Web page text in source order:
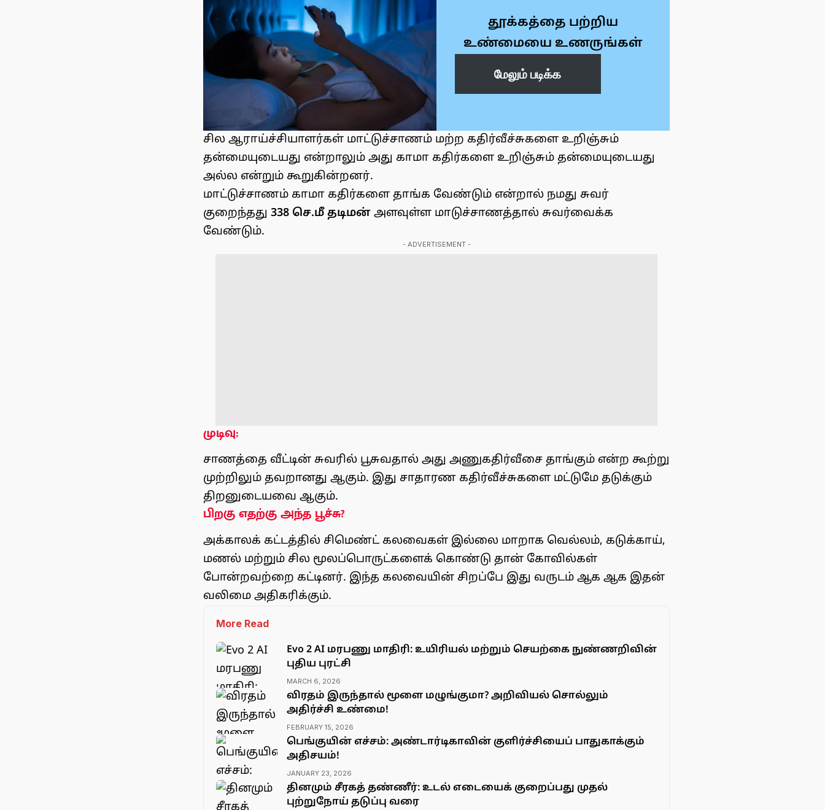
தூக்கத்தை பற்றிய
உண்மையை உணருங்கள்
மேலும் படிக்க
சில ஆராய்ச்சியாளர்கள் மாட்டுச்சாணம் மற்ற கதிர்வீச்சுகளை உறிஞ்சும்
தன்மையுடையது என்றாலும் அது காமா கதிர்களை உறிஞ்சும் தன்மையுடையது
அல்ல என்றும் கூறுகின்றனர்.
மாட்டுச்சாணம் காமா கதிர்களை தாங்க வேண்டும் என்றால் நமது சுவர்
குறைந்தது 338 செ.மீ தடிமன் அளவுள்ள மாடுச்சாணத்தால் சுவர்வைக்க
வேண்டும்.
- ADVERTISEMENT -
முடிவு:
சாணத்தை வீட்டின் சுவரில் பூசுவதால் அது அணுகதிர்வீசை தாங்கும் என்ற கூற்று
முற்றிலும் தவறானது ஆகும். இது சாதாரண கதிர்வீச்சுகளை மட்டுமே தடுக்கும்
திறனுடையவை ஆகும்.
பிறகு எதற்கு அந்த பூச்சு?
அக்காலக் கட்டத்தில் சிமெண்ட் கலவைகள் இல்லை மாறாக வெல்லம், கடுக்காய்,
மணல் மற்றும் சில மூலப்பொருட்களைக் கொண்டு தான் கோவில்கள்
போன்றவற்றை கட்டினர். இந்த கலவையின் சிறப்பே இது வருடம் ஆக ஆக இதன்
வலிமை அதிகரிக்கும்.
More Read
Evo 2 AI மரபணு மாதிரி: உயிரியல் மற்றும் செயற்கை நுண்ணறிவின்
புதிய புரட்சி
MARCH 6, 2026
விரதம் இருந்தால் மூளை மழுங்குமா? அறிவியல் சொல்லும்
அதிர்ச்சி உண்மை!
FEBRUARY 15, 2026
பெங்குயின் எச்சம்: அண்டார்டிகாவின் குளிர்ச்சியைப் பாதுகாக்கும்
அதிசயம்!
JANUARY 23, 2026
தினமும் சீரகத் தண்ணீர்: உடல் எடையைக் குறைப்பது முதல்
புற்றுநோய் தடுப்பு வரை